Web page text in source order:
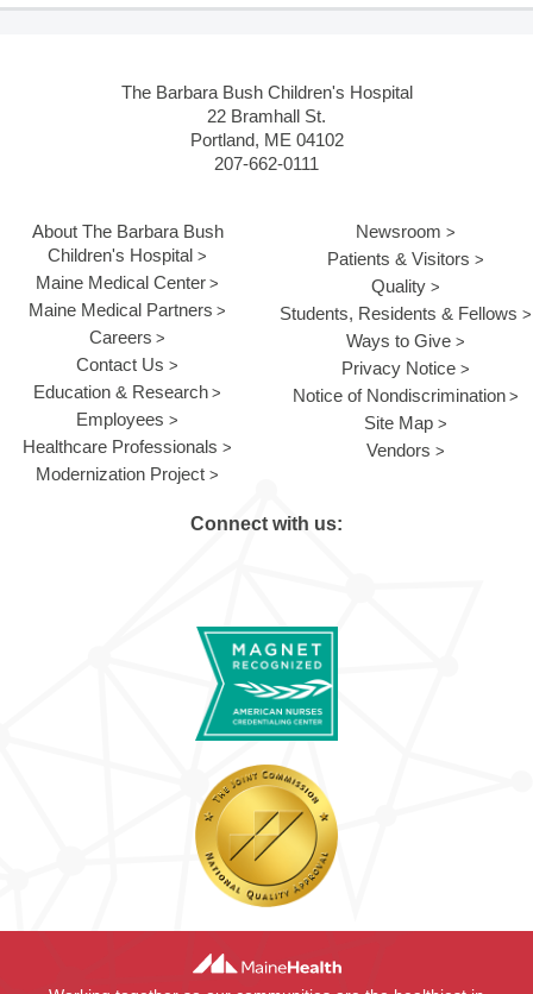
The Barbara Bush Children's Hospital
22 Bramhall St.
Portland, ME 04102
207-662-0111
About The Barbara Bush
Children's Hospital
Maine Medical Center
Maine Medical Partners
Careers
Contact Us
Education & Research
Employees
Healthcare Professionals
Modernization Project
Newsroom
Patients & Visitors
Quality
Students, Residents & Fellows
Ways to Give
Privacy Notice
Notice of Nondiscrimination
Site Map
Vendors
Connect with us: